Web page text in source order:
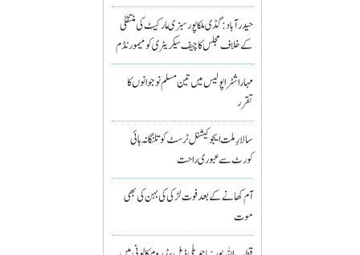
حیدرآباد: گڈی ملکاپور سبزی مارکیٹ کی منتقلی
کے خلاف مجلس کا چیف سیکریٹری کو میمورنڈم
مہاراشٹرا پولیس میں تین مسلم نو جوانوں کا
تقرر
سالارِ ملت ایجوکیشنل ٹرسٹ کو تلنگانہ ہائی
کورٹ سے عبوری راحت
آم کھانے کے بعد فوت لڑکی کی بہن کی بھی
موت